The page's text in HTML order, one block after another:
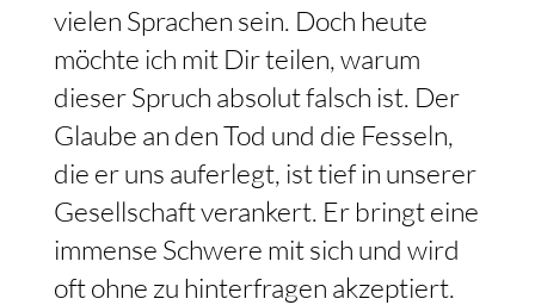
vielen Sprachen sein. Doch heute
möchte ich mit Dir teilen, warum
dieser Spruch absolut falsch ist. Der
Glaube an den Tod und die Fesseln,
die er uns auferlegt, ist tief in unserer
Gesellschaft verankert. Er bringt eine
immense Schwere mit sich und wird
oft ohne zu hinterfragen akzeptiert.